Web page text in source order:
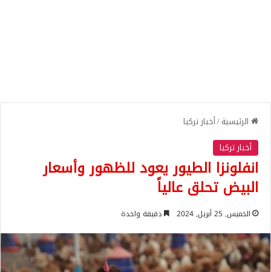
الرئيسية/أخبار تركيا
أخبار تركيا
انفلونزا الطيور يعود للظهور وأسعار
البيض تحلق عالياً
الخميس, 25 أبريل, 2024 دقيقة واحدة